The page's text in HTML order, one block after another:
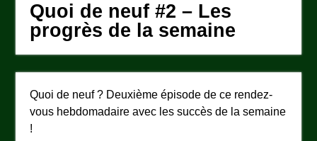
Quoi de neuf #2 – Les
progrès de la semaine
Quoi de neuf ? Deuxième épisode de ce rendez-
vous hebdomadaire avec les succès de la semaine
!